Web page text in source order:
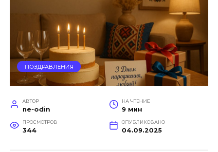
ПОЗДРАВЛЕНИЯ
АВТОР
ne-odin
НА ЧТЕНИЕ
9 мин
ПРОСМОТРОВ
344
ОПУБЛИКОВАНО
04.09.2025